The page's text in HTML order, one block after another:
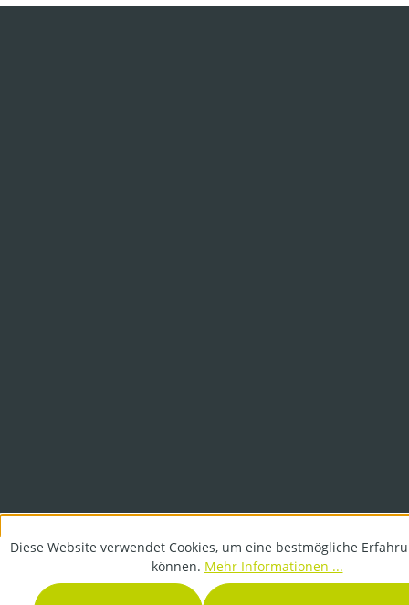
Diese Website verwendet Cookies, um eine bestmögliche
können. Mehr Informationen ...